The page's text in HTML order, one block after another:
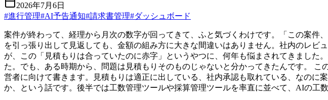
2026年7月6日
#進行管理#AI予告通知#請求書管理#ダッシュボード
案件が終わって、経理から月次の数字が回ってきて、ふと気づくわけです。「この案
を引っ張り出して見返しても、金額の組み方に大きな間違いはありません。社内のレ
が、この「見積もりは合っていたのに赤字」というやつに、何年も悩まされてきまし
た。でも、ある時期から、問題は見積もりそのものじゃないと分かってきたんです。
営者に向けて書きます。見積もりは適正に出している、社内承認も取れている、なの
か、という話です。後半では工数管理ツールや採算管理ツールを率直に並べて、AIの工